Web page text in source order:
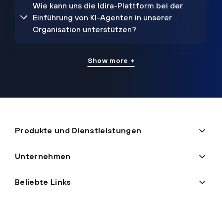
Wie kann uns die Idira-Plattform bei der
Einführung von KI-Agenten in unserer
Organisation unterstützen?
Show more +
Produkte und Dienstleistungen
Unternehmen
Beliebte Links